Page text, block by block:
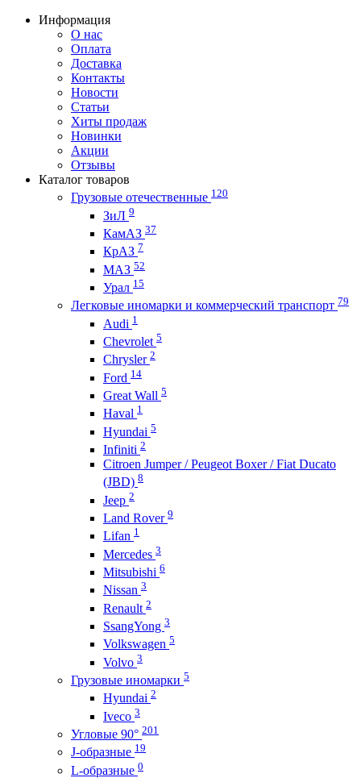
Информация
О нас
Оплата
Доставка
Контакты
Новости
Статьи
Хиты продаж
Новинки
Акции
Отзывы
Каталог товаров
Грузовые отечественные 120
ЗиЛ 9
КамАЗ 37
КрАЗ 7
МАЗ 52
Урал 15
Легковые иномарки и коммерческий транспорт 79
Audi 1
Chevrolet 5
Chrysler 2
Ford 14
Great Wall 5
Haval 1
Hyundai 5
Infiniti 2
Citroen Jumper / Peugeot Boxer / Fiat Ducato
(JBD) 8
Jeep 2
Land Rover 9
Lifan 1
Mercedes 3
Mitsubishi 6
Nissan 3
Renault 2
SsangYong 3
Volkswagen 5
Volvo 3
Грузовые иномарки 5
Hyundai 2
Iveco 3
Угловые 90° 201
J-образные 19
L-образные 0